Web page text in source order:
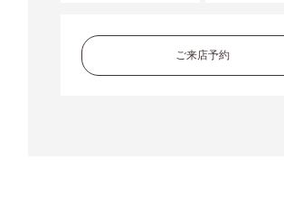
ご来店予約